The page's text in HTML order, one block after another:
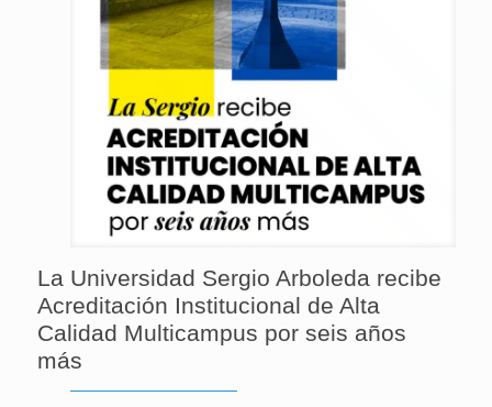
La Universidad Sergio Arboleda recibe
Acreditación Institucional de Alta
Calidad Multicampus por seis años
más